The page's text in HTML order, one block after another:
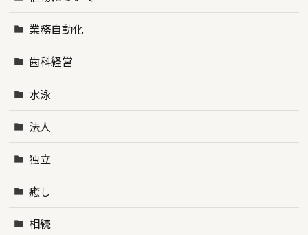
業務自動化
歯科経営
水泳
法人
独立
癒し
相続